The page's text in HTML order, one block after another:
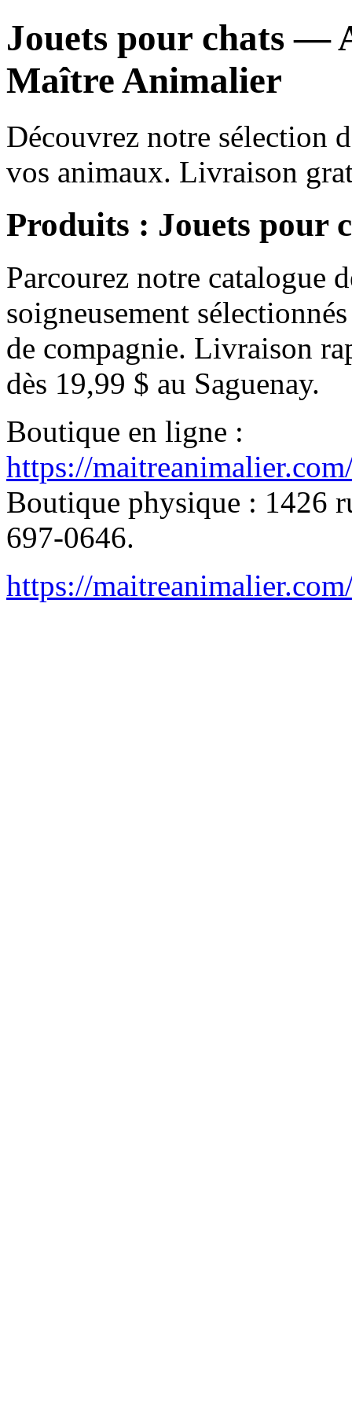
Jouets pour chats —
Maître Animalier
Découvrez notre sélection
vos animaux. Livraison
Produits : Jouets pour
Parcourez notre catalogue
soigneusement
de compagnie. Livraison
dès 19,99 $ au Saguenay.
Boutique en ligne :
https://
Boutique physique : 1426
697-0646.
https://